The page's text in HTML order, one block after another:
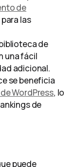
de
las
de
una fácil
adicional.
se beneficia
WordPress, lo
de
puede